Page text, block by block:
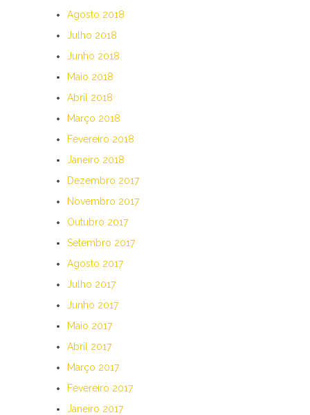
Agosto 2018
Julho 2018
Junho 2018
Maio 2018
Abril 2018
Março 2018
Fevereiro 2018
Janeiro 2018
Dezembro 2017
Novembro 2017
Outubro 2017
Setembro 2017
Agosto 2017
Julho 2017
Junho 2017
Maio 2017
Abril 2017
Março 2017
Fevereiro 2017
Janeiro 2017